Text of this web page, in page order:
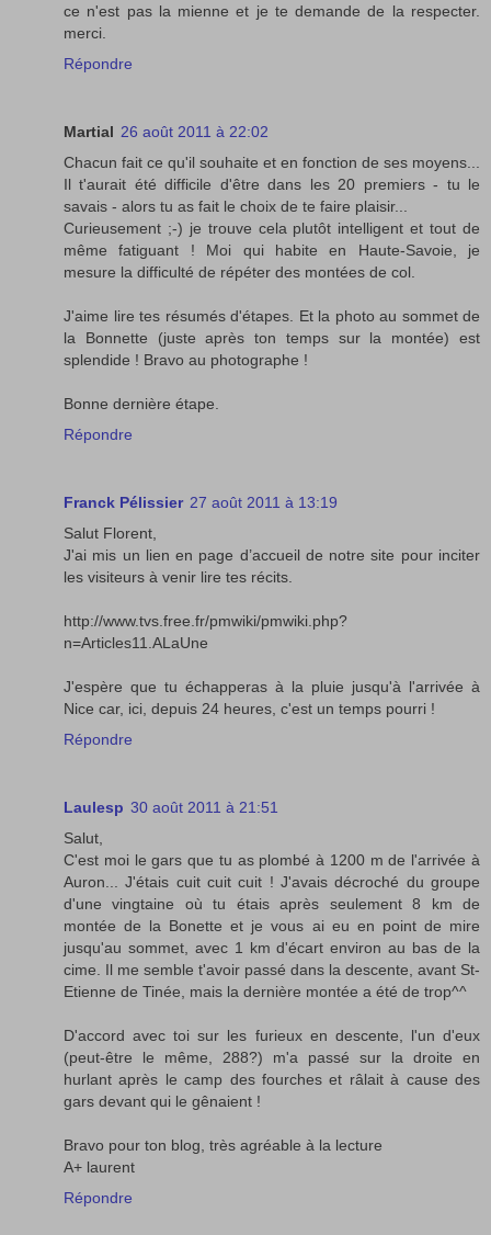
ce n'est pas la mienne et je te demande de la respecter.
merci.
Répondre
Martial 26 août 2011 à 22:02
Chacun fait ce qu'il souhaite et en fonction de ses moyens...
Il t'aurait été difficile d'être dans les 20 premiers - tu le
savais - alors tu as fait le choix de te faire plaisir...
Curieusement ;-) je trouve cela plutôt intelligent et tout de
même fatiguant ! Moi qui habite en Haute-Savoie, je
mesure la difficulté de répéter des montées de col.
J'aime lire tes résumés d'étapes. Et la photo au sommet de
la Bonnette (juste après ton temps sur la montée) est
splendide ! Bravo au photographe !
Bonne dernière étape.
Répondre
Franck Pélissier 27 août 2011 à 13:19
Salut Florent,
J'ai mis un lien en page d’accueil de notre site pour inciter
les visiteurs à venir lire tes récits.
http://www.tvs.free.fr/pmwiki/pmwiki.php?
n=Articles11.ALaUne
J'espère que tu échapperas à la pluie jusqu'à l'arrivée à
Nice car, ici, depuis 24 heures, c'est un temps pourri !
Répondre
Laulesp 30 août 2011 à 21:51
Salut,
C'est moi le gars que tu as plombé à 1200 m de l'arrivée à
Auron... J'étais cuit cuit cuit ! J'avais décroché du groupe
d'une vingtaine où tu étais après seulement 8 km de
montée de la Bonette et je vous ai eu en point de mire
jusqu'au sommet, avec 1 km d'écart environ au bas de la
cime. Il me semble t'avoir passé dans la descente, avant St-
Etienne de Tinée, mais la dernière montée a été de trop^^
D'accord avec toi sur les furieux en descente, l'un d'eux
(peut-être le même, 288?) m'a passé sur la droite en
hurlant après le camp des fourches et râlait à cause des
gars devant qui le gênaient !
Bravo pour ton blog, très agréable à la lecture
A+ laurent
Répondre